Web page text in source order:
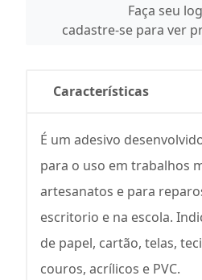
Faça seu
cadastre-se para ver
Características
É um adesivo
para o uso em trabalhos
artesanatos e para
escritorio e na escola.
de papel, cartão, telas,
couros, acrílicos e PVC.